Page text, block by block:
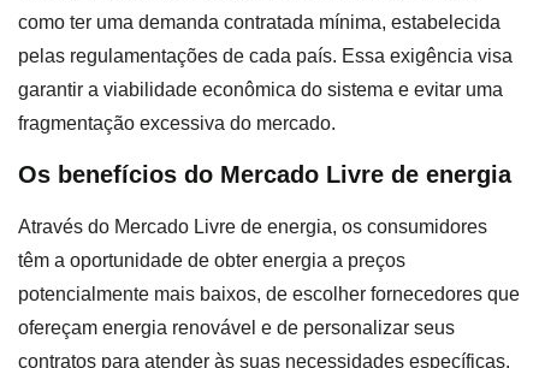
como ter uma demanda contratada mínima, estabelecida
pelas regulamentações de cada país. Essa exigência visa
garantir a viabilidade econômica do sistema e evitar uma
fragmentação excessiva do mercado.
Os benefícios do Mercado Livre de energia
Através do Mercado Livre de energia, os consumidores
têm a oportunidade de obter energia a preços
potencialmente mais baixos, de escolher fornecedores que
ofereçam energia renovável e de personalizar seus
contratos para atender às suas necessidades específicas.